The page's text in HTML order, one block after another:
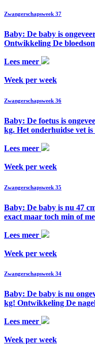
Zwangerschapsweek 37
Baby: De baby is
Ontwikkeling De
Lees meer
Week per week
Zwangerschapsweek 36
Baby: De foetus is
kg. Het onderhuidse vet
Lees meer
Week per week
Zwangerschapsweek 35
Baby: De baby is nu 47
exact maar toch min of
Lees meer
Week per week
Zwangerschapsweek 34
Baby: De baby is nu
kg! Ontwikkeling De
Lees meer
Week per week